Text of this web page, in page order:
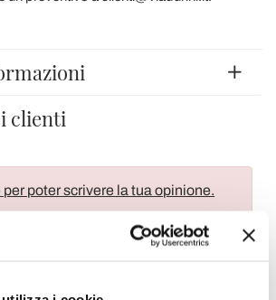
clienti
per poter scrivere la tua opinione.